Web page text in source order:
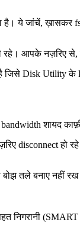
है। ये जांचें, ख़ासकर
आपके नज़रिए से,
है जिसे Disk
शायद
disconnect हो रहे
तले बनाए नहीं रख
निगरानी